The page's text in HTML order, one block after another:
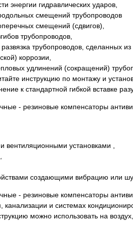
энергии гидравлических ударов,
смещений трубопроводов
смещений (сдвигов),
трубопроводов,
развязка трубопроводов, сделанных
коррозии,
удлинений (сокращений)
инструкцию по монтажу и
к стандартной гибкой вставке
- резиновые компенсаторы
вентиляционными установками ,
создающими вибрацию или
- резиновые компенсаторы
канализации и системах
можно использовать на